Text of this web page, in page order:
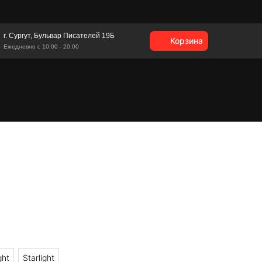
г. Сургут, Бульвар Писателей 19Б
Ежедневно с 10:00 - 20:00
Корзина
Starlight